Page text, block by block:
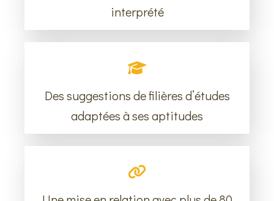
interprété
Des suggestions de filières d’études
adaptées à ses aptitudes